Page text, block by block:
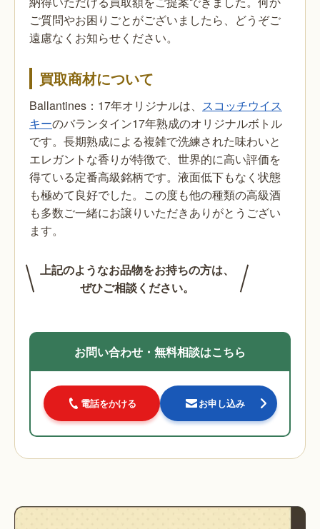
ご質問やお困りごとがございましたら、どうぞご
遠慮なくお知らせください。
買取商材について
Ballantines：17年オリジナルは、 スコッチウイス
キーのバランタイン17年熟成のオリジナルボトル
です。長期熟成による複雑で洗練された味わいと
エレガントな香りが特徴で、世界的に高い評価を
得ている定番高級銘柄です。液面低下もなく状態
も極めて良好でした。この度も他の種類の高級酒
も多数ご一緒にお譲りいただきありがとうござい
ます。
上記のようなお品物をお持ちの方は、
ぜひご相談ください。
お問い合わせ・無料相談はこちら
電話をかける お申し込み